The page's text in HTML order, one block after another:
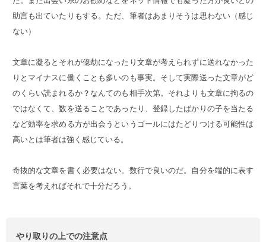
助言も出ていたりもする。ただ、筆者はあまりそうは思わない（感じ
ない）
文章に凝るとそれが億劫になったり文章が考えられずに送れなかった
りとマイナスに働くことも多いのも事実。そして実際送った文章がど
のくらい読まれるか？なんてのも相手次第。それよりも文章に拘るの
ではなくて、数を送ることであったり、登録したばかりの子を当たる
など効率を求める方が出会うというゴールにはたどりつける可能性は
高いとは筆者は強く感じている。
奇抜的な文章を書く必要はない。数行で良いのだ。自分を端的に表す
言葉を考えればそれで十分だろう。
やり取りの上での注意点